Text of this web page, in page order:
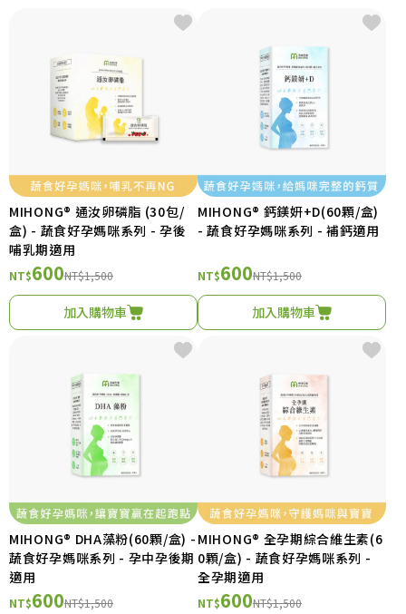
MIHONG® 通汝卵磷脂 (30包/
盒) - 蔬食好孕媽咪系列 - 孕後
哺乳期適用
NT$600NT$1,500
加入購物車
MIHONG® 鈣鎂妍+D(60顆/盒)
- 蔬食好孕媽咪系列 - 補鈣適用
NT$600NT$1,500
加入購物車
MIHONG® DHA藻粉(60顆/盒) -
蔬食好孕媽咪系列 - 孕中孕後期
適用
NT$600NT$1,500
MIHONG® 全孕期綜合維生素(6
0顆/盒) - 蔬食好孕媽咪系列 -
全孕期適用
NT$600NT$1,500